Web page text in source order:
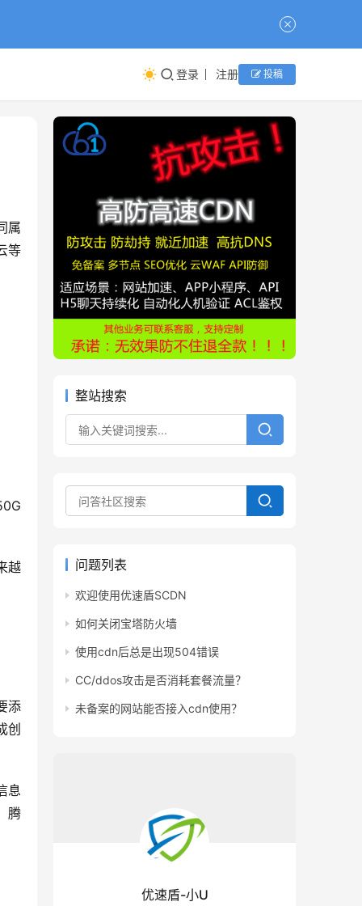
登录 注册 投稿
属
等
越
添
创
息
腾
整站搜索
问题列表
欢迎使用优速盾SCDN
如何关闭宝塔防火墙
使用cdn后总是出现504错误
CC/ddos攻击是否消耗套餐流量？
未备案的网站能否接入cdn使用？
优速盾-小U